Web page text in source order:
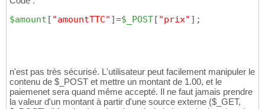
$amount [ "amountTTC" ] =$_POST [ "prix" ] ;
n'est pas très sécurisé. L'utilisateur peut facilement manipuler le
contenu de $_POST et mettre un montant de 1.00, et le
paiemenet sera quand même accepté. Il ne faut jamais prendre
la valeur d'un montant à partir d'une source externe ($_GET,